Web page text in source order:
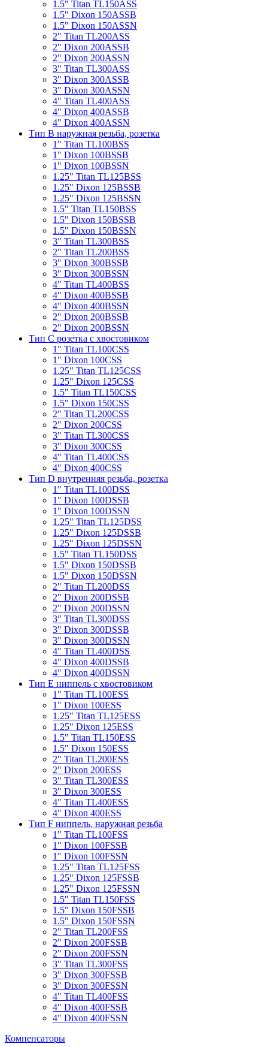
1.5" Titan TL150ASS
1.5" Dixon 150ASSB
1.5" Dixon 150ASSN
2" Titan TL200ASS
2" Dixon 200ASSB
2" Dixon 200ASSN
3" Titan TL300ASS
3" Dixon 300ASSB
3" Dixon 300ASSN
4" Titan TL400ASS
4" Dixon 400ASSB
4" Dixon 400ASSN
Тип B наружная резьба, розетка
1" Titan TL100BSS
1" Dixon 100BSSB
1" Dixon 100BSSN
1.25" Titan TL125BSS
1.25" Dixon 125BSSB
1.25" Dixon 125BSSN
1.5" Titan TL150BSS
1.5" Dixon 150BSSB
1.5" Dixon 150BSSN
3" Titan TL300BSS
2" Titan TL200BSS
3" Dixon 300BSSB
3" Dixon 300BSSN
4" Titan TL400BSS
4" Dixon 400BSSB
4" Dixon 400BSSN
2" Dixon 200BSSB
2" Dixon 200BSSN
Тип С розетка с хвостовиком
1" Titan TL100CSS
1" Dixon 100CSS
1.25" Titan TL125CSS
1.25" Dixon 125CSS
1.5" Titan TL150CSS
1.5" Dixon 150CSS
2" Titan TL200CSS
2" Dixon 200CSS
3" Titan TL300CSS
3" Dixon 300CSS
4" Titan TL400CSS
4" Dixon 400CSS
Тип D внутренняя резьба, розетка
1" Titan TL100DSS
1" Dixon 100DSSB
1" Dixon 100DSSN
1.25" Titan TL125DSS
1.25" Dixon 125DSSB
1.25" Dixon 125DSSN
1.5" Titan TL150DSS
1.5" Dixon 150DSSB
1.5" Dixon 150DSSN
2" Titan TL200DSS
2" Dixon 200DSSB
2" Dixon 200DSSN
3" Titan TL300DSS
3" Dixon 300DSSB
3" Dixon 300DSSN
4" Titan TL400DSS
4" Dixon 400DSSB
4" Dixon 400DSSN
Тип Е ниппель с хвостовиком
1" Titan TL100ESS
1" Dixon 100ESS
1.25" Titan TL125ESS
1.25" Dixon 125ESS
1.5" Titan TL150ESS
1.5" Dixon 150ESS
2" Titan TL200ESS
2" Dixon 200ESS
3" Titan TL300ESS
3" Dixon 300ESS
4" Titan TL400ESS
4" Dixon 400ESS
Тип F ниппель, наружная резьба
1" Titan TL100FSS
1" Dixon 100FSSB
1" Dixon 100FSSN
1.25" Titan TL125FSS
1.25" Dixon 125FSSB
1.25" Dixon 125FSSN
1.5" Titan TL150FSS
1.5" Dixon 150FSSB
1.5" Dixon 150FSSN
2" Titan TL200FSS
2" Dixon 200FSSB
2" Dixon 200FSSN
3" Titan TL300FSS
3" Dixon 300FSSB
3" Dixon 300FSSN
4" Titan TL400FSS
4" Dixon 400FSSB
4" Dixon 400FSSN
Компенсаторы